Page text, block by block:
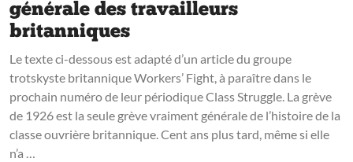
générale des travailleurs
britanniques
Le texte ci-dessous est adapté d’un article du groupe
trotskyste britannique Workers’ Fight, à paraître dans le
prochain numéro de leur périodique Class Struggle. La grève
de 1926 est la seule grève vraiment générale de l’histoire de la
classe ouvrière britannique. Cent ans plus tard, même si elle
n’a …